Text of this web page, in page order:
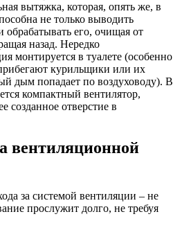
вытяжка, которая, опять же, в
не только выводить
обрабатывать его, очищая от
назад. Нередко
монтируется в туалете (особенно
курильщики или их
дым попадает по воздуховоду). В
компактный вентилятор,
созданное отверстие в
вентиляционной
за системой вентиляции – не
прослужит долго, не требуя